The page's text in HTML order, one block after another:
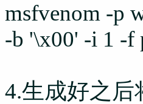
msfvenom -p
-b '\x00' -i 1 -f
4.生成好之后